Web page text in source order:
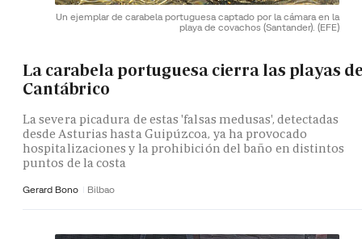
Un ejemplar de carabela portuguesa captado por la cámara en la
playa de covachos (Santander). (EFE)
La carabela portuguesa cierra las playas
Cantábrico
La severa picadura de estas 'falsas medusas', detectadas
desde Asturias hasta Guipúzcoa, ya ha provocado
hospitalizaciones y la prohibición del baño en distintos
puntos de la costa
Gerard Bono Bilbao